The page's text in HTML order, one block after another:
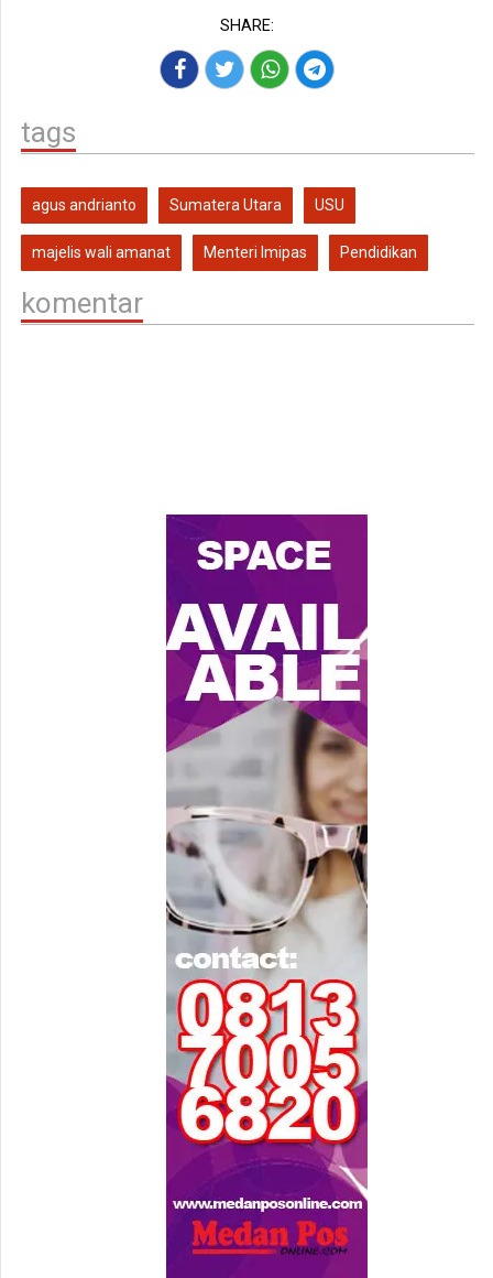
SHARE:
tags
agus andrianto Sumatera Utara USU
majelis wali amanat Menteri Imipas Pendidikan
komentar